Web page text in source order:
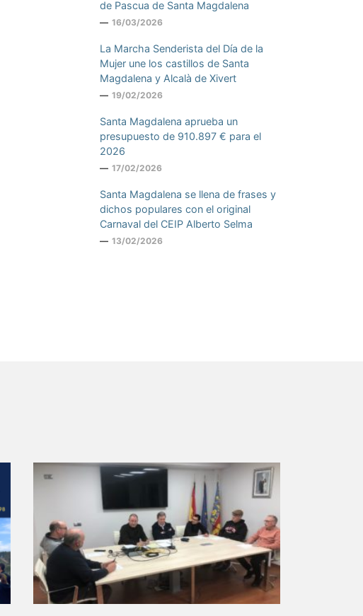
de Pascua de Santa Magdalena
16/03/2026
La Marcha Senderista del Día de la
Mujer une los castillos de Santa
Magdalena y Alcalà de Xivert
19/02/2026
Santa Magdalena aprueba un
presupuesto de 910.897 € para el
2026
17/02/2026
Santa Magdalena se llena de frases y
dichos populares con el original
Carnaval del CEIP Alberto Selma
13/02/2026